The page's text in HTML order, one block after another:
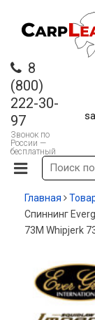
8
(800)
222-30-
97
Звонок по
России —
бесплатный
Главная
Спиннинг
73M Whipjerk
-13%